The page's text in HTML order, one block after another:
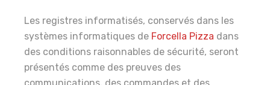
Les registres informatisés, conservés dans les
systèmes informatiques de Forcella Pizza dans
des conditions raisonnables de sécurité, seront
présentés comme des preuves des